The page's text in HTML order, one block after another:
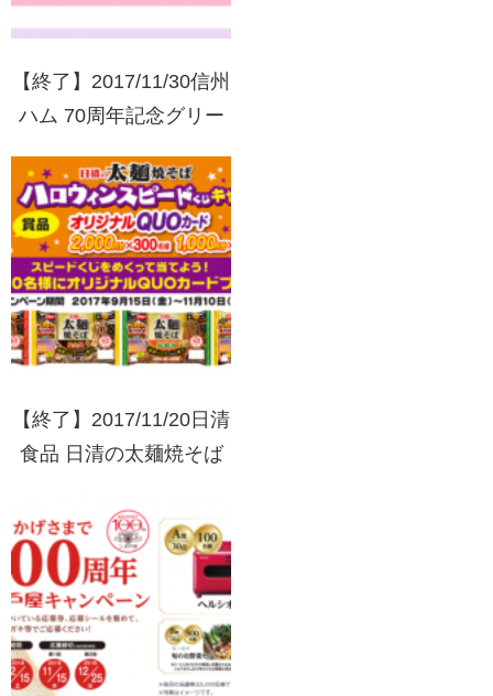
【終了】2017/11/30信州
ハム 70周年記念グリー
フラワープレゼント
【終了】2017/11/20日清
食品 日清の太麺焼そば
キャンペーン